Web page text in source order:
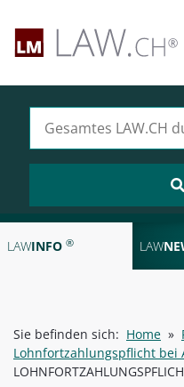
LAWINFO ® LAW
Sie befinden sich: Home »
Lohnfortzahlungspflicht